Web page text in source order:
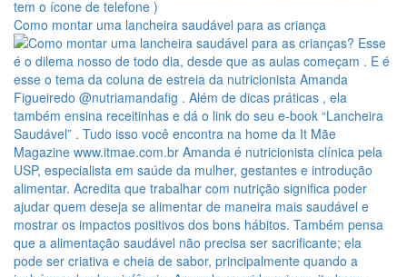
Como montar uma lancheira saudável para as criança